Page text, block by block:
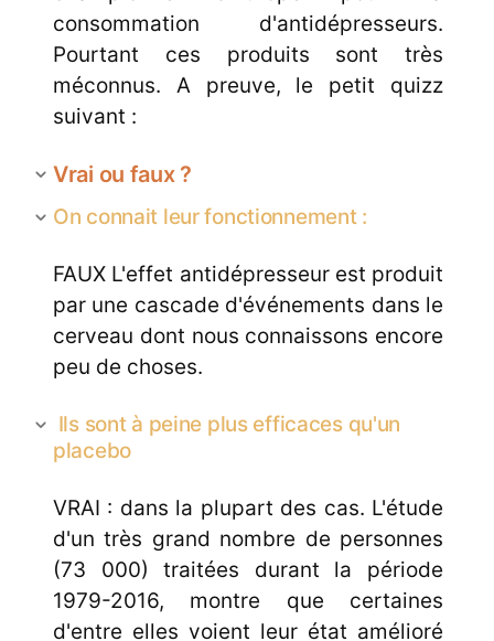
consommation d'antidépresseurs.
Pourtant ces produits sont très
méconnus. A preuve, le petit quizz
suivant :
Vrai ou faux ?
On connait leur fonctionnement :
FAUX L'effet antidépresseur est produit
par une cascade d'événements dans le
cerveau dont nous connaissons encore
peu de choses.
Ils sont à peine plus efficaces qu'un
placebo
VRAI : dans la plupart des cas. L'étude
d'un très grand nombre de personnes
(73 000) traitées durant la période
1979-2016, montre que certaines
d'entre elles voient leur état amélioré